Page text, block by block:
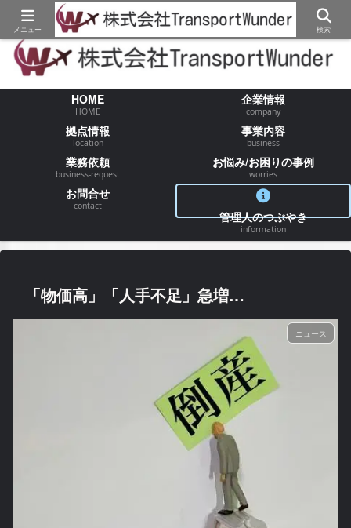
【物流/運送/配送】でお困りの事が御座いましたらお気軽にご相談ください
HOME
HOME
企業情報
company
拠点情報
location
事業内容
business
業務依頼
business-request
お悩み/お困りの事例
worries
お問合せ
contact
管理人のつぶやき
information
「物価高」「人手不足」急増…
ニュース
メニュー 検索